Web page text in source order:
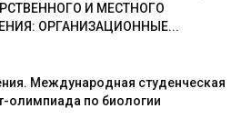
И МЕСТНОГО
ОРГАНИЗАЦИОННЫЕ...
Международная студенческая
олимпиада по биологии